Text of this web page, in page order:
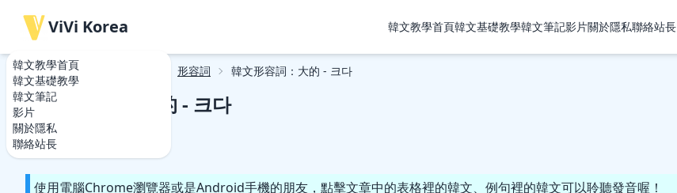
韓文教學首頁
韓文基礎教學
韓文筆記
影片
關於隱私
聯絡站長
ViVi Korea 韓文教學首頁韓文基礎教學韓文筆記影片關於隱私聯絡站長
韓文教學首頁 形容詞 韓文形容詞：大的 - 크다
韓文形容詞：大的 - 크다
2020-09-11
使用電腦Chrome瀏覽器或是Android手機的朋友，點擊文章中的表格裡的韓文、例句裡的韓文可以聆聽發音喔！